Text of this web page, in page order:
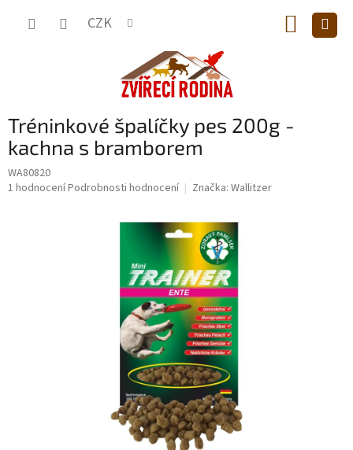
CZK
KOŠÍK
Tréninkové špalíčky pes 200g -
kachna s bramborem
WA80820
Průměrné
1 hodnoceníPodrobnosti hodnocení Značka: Wallitzer